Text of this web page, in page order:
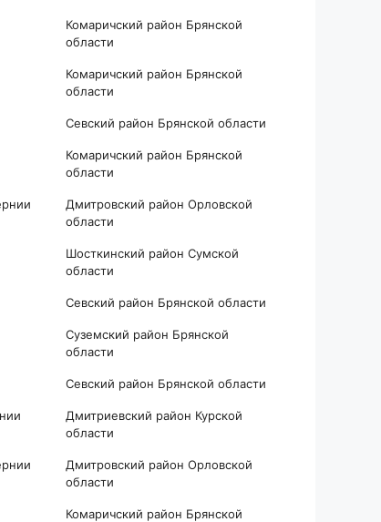
Комаричский район Брянской
области
Комаричский район Брянской
области
Севский район Брянской области
Комаричский район Брянской
области
Дмитровский район Орловской
области
Шосткинский район Сумской
области
Севский район Брянской области
Суземский район Брянской
области
Севский район Брянской области
Дмитриевский район Курской
области
Дмитровский район Орловской
области
Комаричский район Брянской